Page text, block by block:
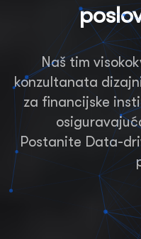
Naš tim
konzultanata
za financijske
Postanite Data-